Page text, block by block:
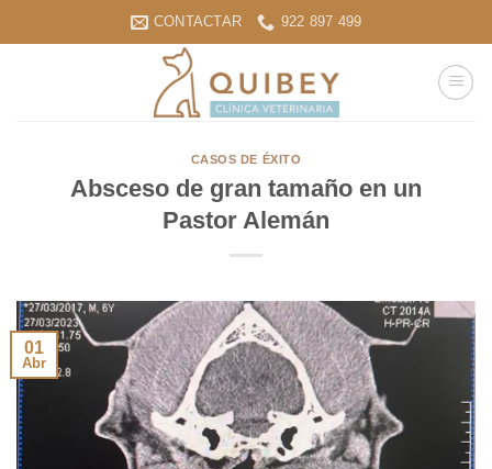
al
CONTACTAR 922 897 499
CASOS DE ÉXITO
Absceso de gran tamaño en un
Pastor Alemán
01
Abr